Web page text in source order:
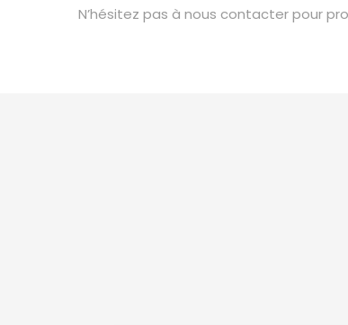
N’hésitez pas à nous contacter pour